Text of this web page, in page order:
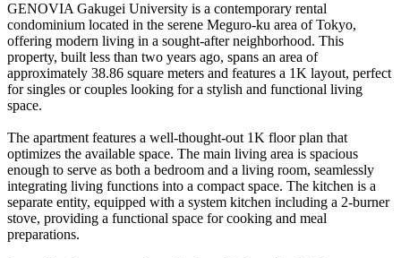
GENOVIA Gakugei University is a contemporary rental
condominium located in the serene Meguro-ku area of Tokyo,
offering modern living in a sought-after neighborhood. This
property, built less than two years ago, spans an area of
approximately 38.86 square meters and features a 1K layout, perfect
for singles or couples looking for a stylish and functional living
space.
The apartment features a well-thought-out 1K floor plan that
optimizes the available space. The main living area is spacious
enough to serve as both a bedroom and a living room, seamlessly
integrating living functions into a compact space. The kitchen is a
separate entity, equipped with a system kitchen including a 2-burner
stove, providing a functional space for cooking and meal
preparations.